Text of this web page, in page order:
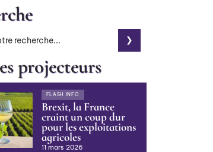
projecteurs
FLASH INFO
Brexit, la France
craint un coup dur
pour les exploitations
agricoles
11 mars 2026